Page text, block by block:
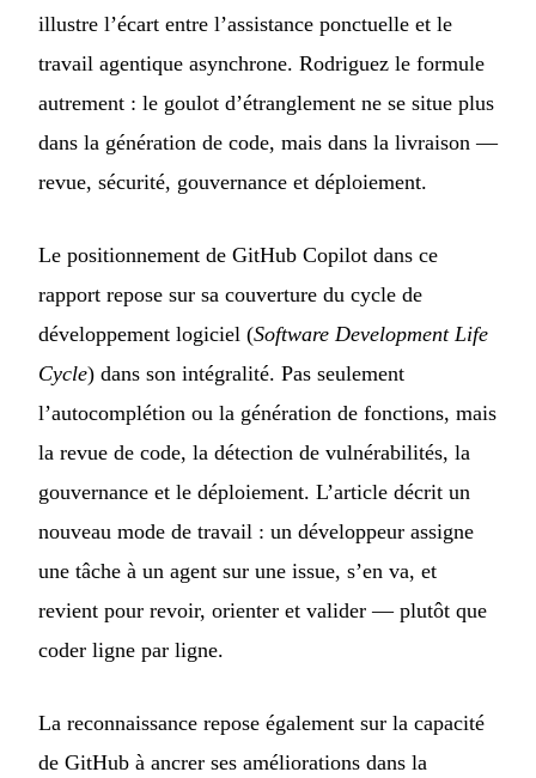
illustre l’écart entre l’assistance ponctuelle et le
travail agentique asynchrone. Rodriguez le formule
autrement : le goulot d’étranglement ne se situe plus
dans la génération de code, mais dans la livraison —
revue, sécurité, gouvernance et déploiement.
Le positionnement de GitHub Copilot dans ce
rapport repose sur sa couverture du cycle de
développement logiciel (Software Development Life
Cycle) dans son intégralité. Pas seulement
l’autocomplétion ou la génération de fonctions, mais
la revue de code, la détection de vulnérabilités, la
gouvernance et le déploiement. L’article décrit un
nouveau mode de travail : un développeur assigne
une tâche à un agent sur une issue, s’en va, et
revient pour revoir, orienter et valider — plutôt que
coder ligne par ligne.
La reconnaissance repose également sur la capacité
de GitHub à ancrer ses améliorations dans la